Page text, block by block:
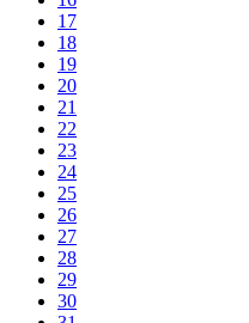
17
18
19
20
21
22
23
24
25
26
27
28
29
30